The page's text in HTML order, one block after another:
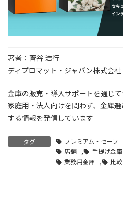
著者：菅谷 浩行
ディプロマット・ジャパン株式会
金庫の販売・導入サポートを通じて
家庭用・法人向けを問わず、金庫
する情報を発信しています
タグ プレミアム・セーフ
店舗
, 手提げ金庫
業務用金庫
, 比較